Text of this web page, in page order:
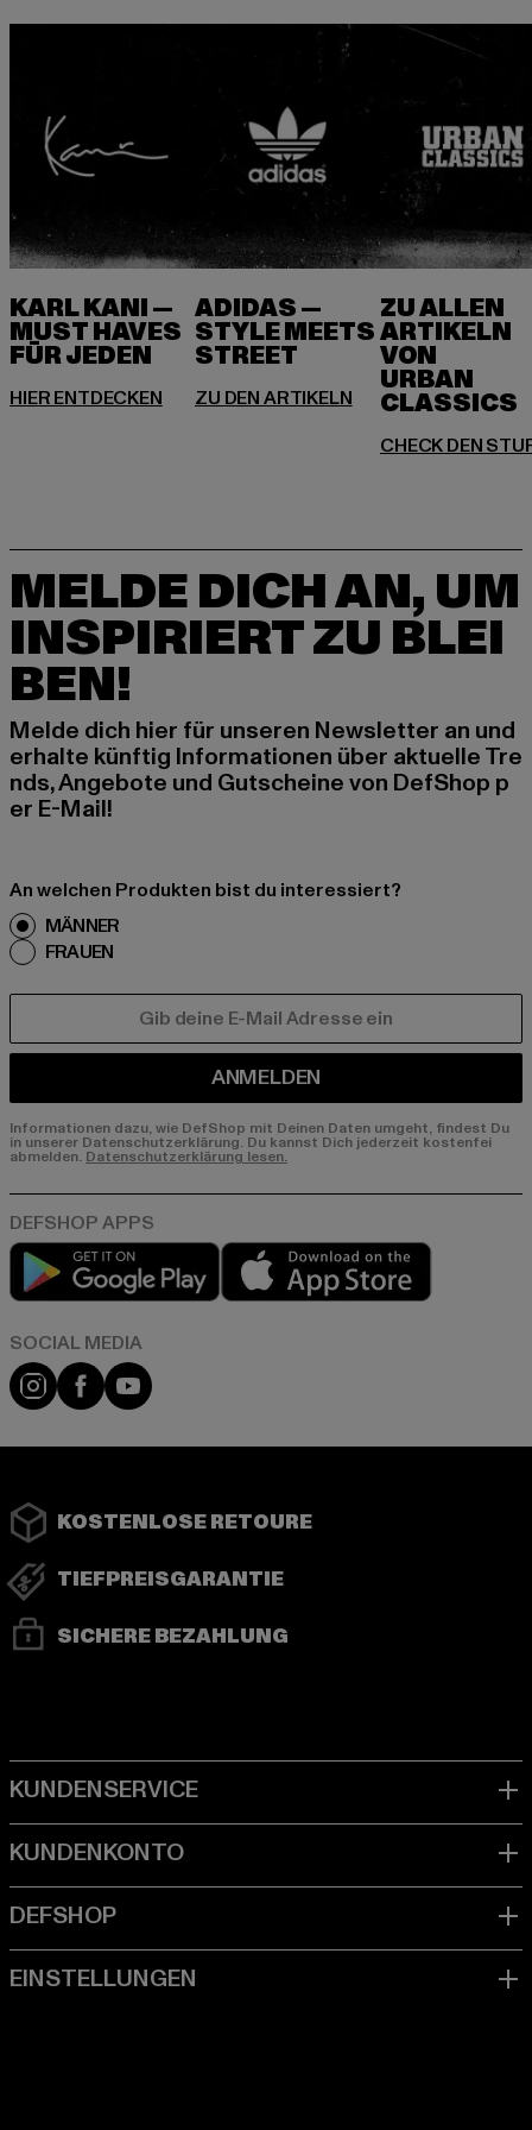
KARL KANI —
MUST HAVES
FÜR JEDEN
ADIDAS —
STYLE MEETS
ZU ALLEN
ARTIKELN
VON
URBAN
MELDE DICH AN, UM
INSPIRIERT ZU BLEI
BEN!
Melde dich hier für unseren Newsletter an und
erhalte künftig Informationen über aktuelle Tre
nds, Angebote und Gutscheine von DefShop p
er E-Mail!
An welchen Produkten bist du interessiert?
MÄNNER
FRAUEN
ANMELDEN
Informationen dazu, wie DefShop mit Deinen Daten umgeht, findest Du
in unserer Datenschutzerklärung. Du kannst Dich jederzeit kostenfei
abmelden. Datenschutzerklärung lesen.
Play market
Instagram
FacebookYouTube
KOSTENLOSE RETOURE
TIEFPREISGARANTIE
SICHERE BEZAHLUNG